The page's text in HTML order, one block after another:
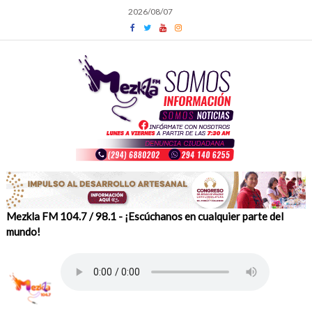
content
2026/08/07
Mezkla FM 104.7 / 98.1 - ¡Escúchanos en cualquier parte del
mundo!